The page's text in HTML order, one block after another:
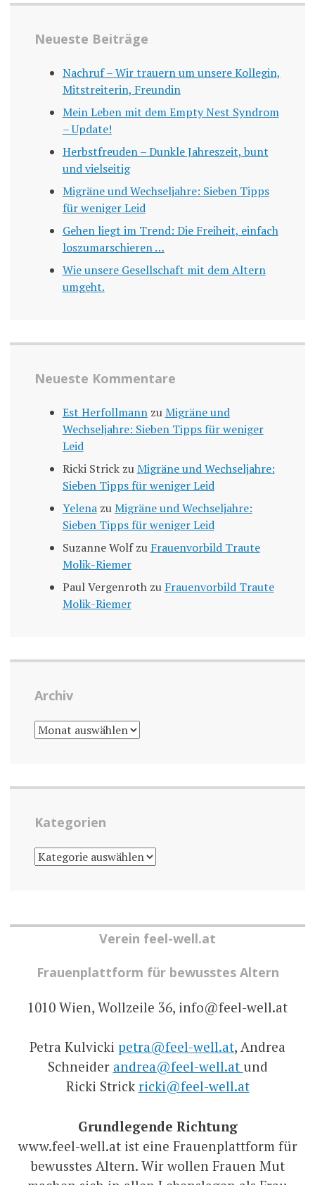
Neueste Beiträge
Nachruf – Wir trauern um unsere Kollegin,
Mitstreiterin, Freundin
Mein Leben mit dem Empty Nest Syndrom
– Update!
Herbstfreuden – Dunkle Jahreszeit, bunt
und vielseitig
Migräne und Wechseljahre: Sieben Tipps
für weniger Leid
Gehen liegt im Trend: Die Freiheit, einfach
loszumarschieren …
Wie unsere Gesellschaft mit dem Altern
umgeht.
Neueste Kommentare
Est HerfollmannzuMigräne und
Wechseljahre: Sieben Tipps für weniger
Leid
Ricki StrickzuMigräne und Wechseljahre:
Sieben Tipps für weniger Leid
YelenazuMigräne und Wechseljahre:
Sieben Tipps für weniger Leid
Suzanne Wolfzu Frauenvorbild Traute
Molik-Riemer
Paul Vergenrothzu Frauenvorbild Traute
Molik-Riemer
Archiv
ARCHIV
Kategorien
KATEGORIEN
Verein feel-well.at
Frauenplattform für bewusstes Altern
1010 Wien, Wollzeile 36, info@feel-well.at
Petra Kulvicki petra@feel-well.at, Andrea
Schneider andrea@feel-well.at und
Ricki Strick ricki@feel-well.at
Grundlegende Richtung
www.feel-well.at ist eine Frauenplattform für
bewusstes Altern. Wir wollen Frauen Mut